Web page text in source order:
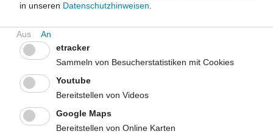
Unsere Themen im Überblick
in unseren Datenschutzhinweisen.
etracker
Sammeln von Besucherstatistiken mit Cookies
Youtube
Bereitstellen von Videos
Google Maps
Bereitstellen von Online Karten